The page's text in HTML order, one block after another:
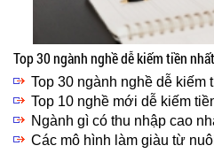
Top 30 ngành nghề dễ kiếm tiền
Top 30 ngành nghề dễ kiếm
Top 10 nghề mới dễ kiếm
Ngành gì có thu nhập cao
Các mô hình làm giàu từ